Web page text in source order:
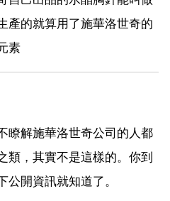
產的就算用了施華洛世奇的
素
瞭解施華洛世奇公司的人都
類，其實不是這樣的。你到
開資訊就知道了。